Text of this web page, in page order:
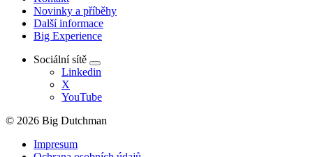
Novinky a příběhy
Další informace
Big Experience
Sociální sítě
Linkedin
X
YouTube
© 2026 Big Dutchman
Impresum